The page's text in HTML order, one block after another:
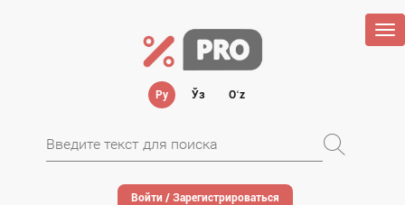
Ру Ўз Oʻz
Войти / Зарегистрироваться